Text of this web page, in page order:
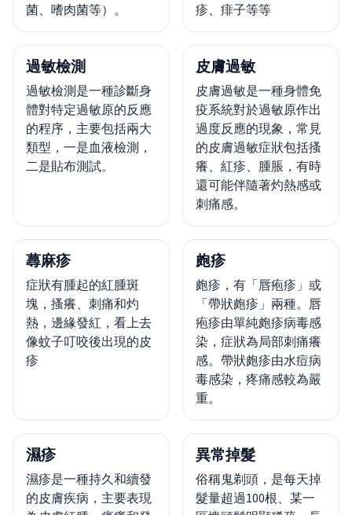
菌、嗜肉菌等）。
疹、痱子等等
過敏檢測
過敏檢測是一種診斷身
體對特定過敏原的反應
的程序，主要包括兩大
類型，一是血液檢測，
二是貼布測試。
皮膚過敏
皮膚過敏是一種身體免
疫系統對於過敏原作出
過度反應的現象，常見
的皮膚過敏症狀包括搔
癢、紅疹、腫脹，有時
還可能伴隨著灼熱感或
刺痛感。
蕁麻疹
症狀有腫起的紅腫斑
塊，搔癢、刺痛和灼
熱，邊緣發紅，看上去
像蚊子叮咬後出現的皮
疹
皰疹
皰疹，有「唇疱疹」或
「帶狀皰疹」兩種。唇
疱疹由單純皰疹病毒感
染，症狀為局部刺痛癢
感。帶狀皰疹由水痘病
毒感染，疼痛感較為嚴
重。
濕疹
濕疹是一種持久和續發
的皮膚疾病，主要表現
異常掉髮
俗稱鬼剃頭，是每天掉
髮量超過100根、某一